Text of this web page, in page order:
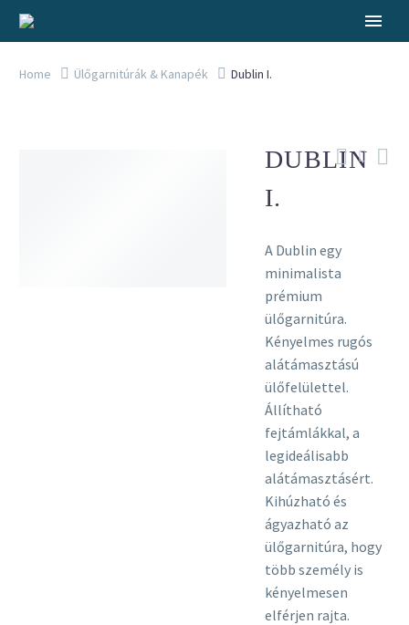
Home Ülőgarnitúrák & Kanapék Dublin I.
DUBLIN
I.
A Dublin egy
minimalista
prémium
ülőgarnitúra.
Kényelmes rugós
alátámasztású
ülőfelülettel.
Állítható
fejtámlákkal, a
legideálisabb
alátámasztásért.
Kihúzható és
ágyazható az
ülőgarnitúra, hogy
több személy is
kényelmesen
elférjen rajta.